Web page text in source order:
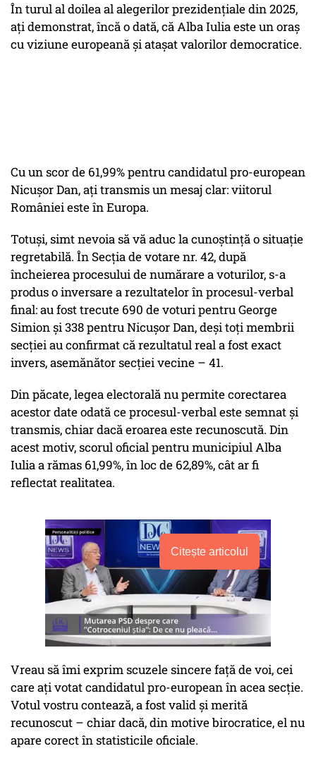
În turul al doilea al alegerilor prezidențiale din 2025,
ați demonstrat, încă o dată, că Alba Iulia este un oraș
cu viziune europeană și atașat valorilor democratice.
Cu un scor de 61,99% pentru candidatul pro-european
Nicușor Dan, ați transmis un mesaj clar: viitorul
României este în Europa.
Totuși, simt nevoia să vă aduc la cunoștință o situație
regretabilă. În Secția de votare nr. 42, după
încheierea procesului de numărare a voturilor, s-a
produs o inversare a rezultatelor în procesul-verbal
final: au fost trecute 690 de voturi pentru George
Simion și 338 pentru Nicușor Dan, deși toți membrii
secției au confirmat că rezultatul real a fost exact
invers, asemănător secției vecine – 41.
Din păcate, legea electorală nu permite corectarea
acestor date odată ce procesul-verbal este semnat și
transmis, chiar dacă eroarea este recunoscută. Din
acest motiv, scorul oficial pentru municipiul Alba
Iulia a rămas 61,99%, în loc de 62,89%, cât ar fi
reflectat realitatea.
Citește articolul
Vreau să îmi exprim scuzele sincere față de voi, cei
care ați votat candidatul pro-european în acea secție.
Votul vostru contează, a fost valid și merită
recunoscut – chiar dacă, din motive birocratice, el nu
apare corect în statisticile oficiale.